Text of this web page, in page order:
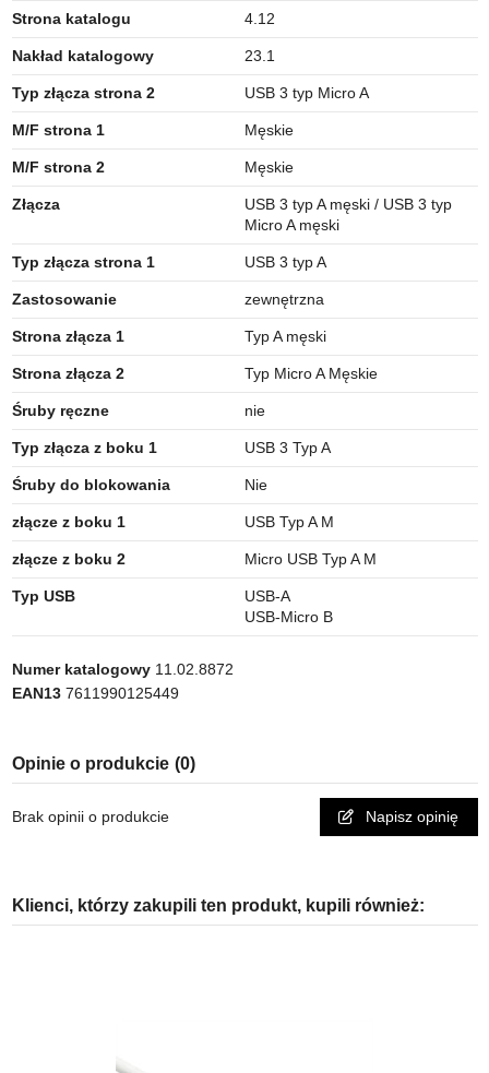
Strona katalogu 4.12
Nakład katalogowy 23.1
Typ złącza strona 2 USB 3 typ Micro A
M/F strona 1 Męskie
M/F strona 2 Męskie
Złącza
USB 3 typ A męski / USB 3 typ
Micro A męski
Typ złącza strona 1 USB 3 typ A
Zastosowanie zewnętrzna
Strona złącza 1 Typ A męski
Strona złącza 2 Typ Micro A Męskie
Śruby ręczne nie
Typ złącza z boku 1 USB 3 Typ A
Śruby do blokowania Nie
złącze z boku 1 USB Typ A M
złącze z boku 2 Micro USB Typ A M
Typ USB
USB-A
USB-Micro B
Numer katalogowy 11.02.8872
EAN13 7611990125449
Opinie o produkcie (0)
Brak opinii o produkcie Napisz opinię
Klienci, którzy zakupili ten produkt, kupili również: